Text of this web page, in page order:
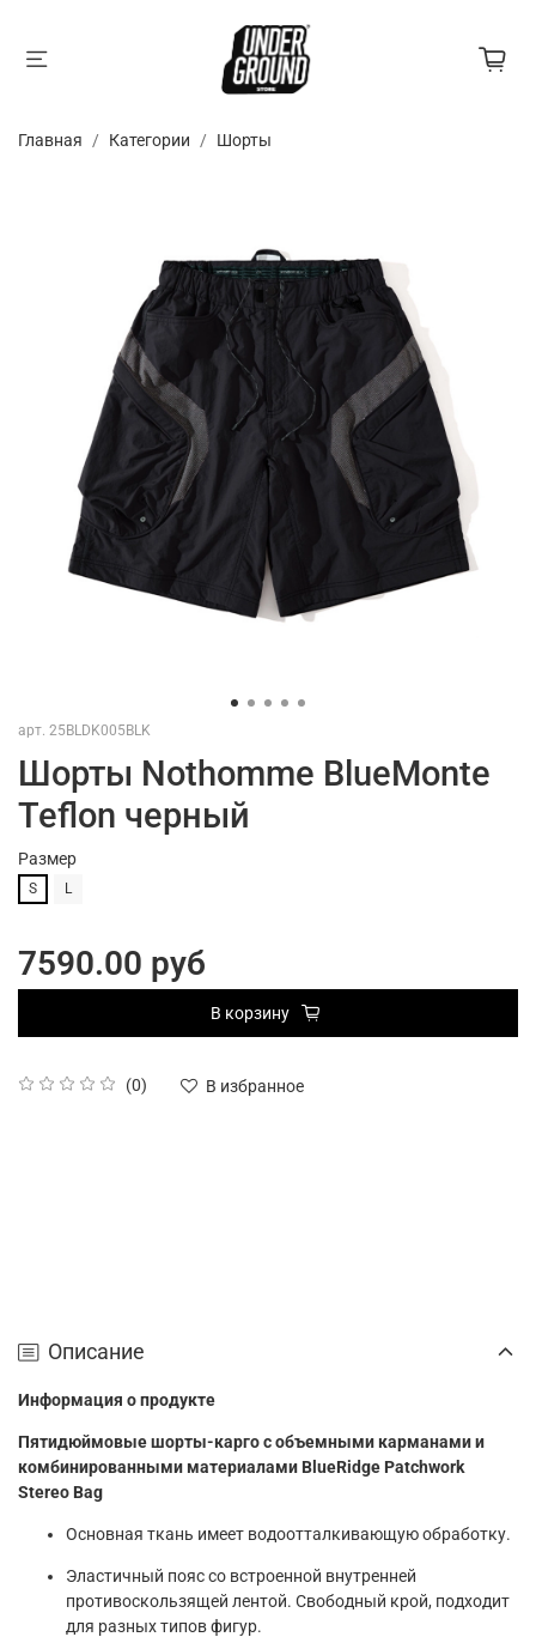
Главная Категории Шорты
арт. 25BLDK005BLK
Шорты Nothomme BlueMonte
Teflon черный
(0) В избранное
Размер
S L
7590.00 руб
В корзину
Описание
Информация о продукте
Пятидюймовые шорты-карго с объемными карманами и
комбинированными материалами BlueRidge Patchwork
Stereo Bag
Основная ткань имеет водоотталкивающую обработку.
Эластичный пояс со встроенной внутренней
противоскользящей лентой. Свободный крой, подходит
для разных типов фигур.